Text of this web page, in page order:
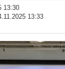
13:30
13:33